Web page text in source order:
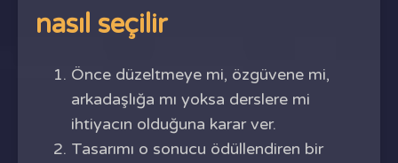
nasıl seçilir
Önce düzeltmeye mi, özgüvene mi,
arkadaşlığa mı yoksa derslere mi
ihtiyacın olduğuna karar ver.
Tasarımı o sonucu ödüllendiren bir